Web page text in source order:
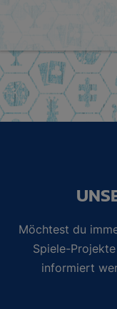
Möchtest du
Spiele-
informiert